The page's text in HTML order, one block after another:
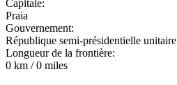
Capitale:
Praia
Gouvernement:
République semi-présidentielle unitaire
Longueur de la frontière:
0 km / 0 miles